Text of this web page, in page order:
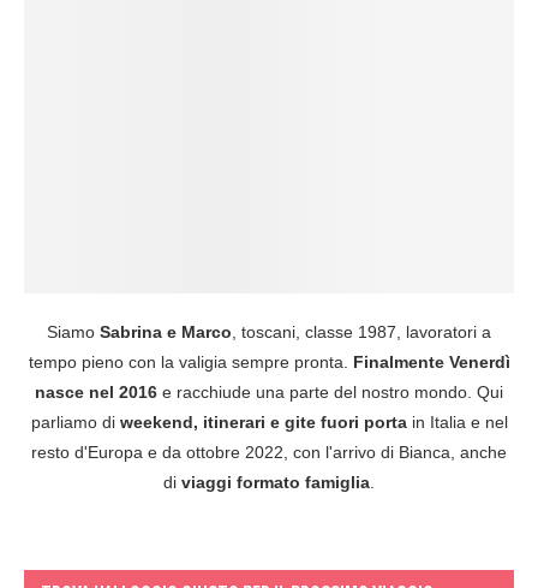
Siamo Sabrina e Marco, toscani, classe 1987, lavoratori a
tempo pieno con la valigia sempre pronta. Finalmente Venerdì
nasce nel 2016 e racchiude una parte del nostro mondo. Qui
parliamo di weekend, itinerari e gite fuori portain Italia e nel
resto d'Europa e da ottobre 2022, con l'arrivo di Bianca, anche
di viaggi formato famiglia.